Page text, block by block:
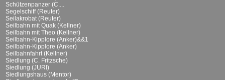
Schützenpanzer (C....
Segelschiff (Reuter)
Seilakrobat (Reuter)
Seilbahn mit Quak (Kellner)
Seilbahn mit Theo (Kellner)
Seilbahn-Kipplore (Anker)&&1
Seilbahn-Kipplore (Anker)
Seilbahnfahrt (Kellner)
Siedlung (C. Fritzsche)
Siedlung (JURI)
Siedlungshaus (Mentor)